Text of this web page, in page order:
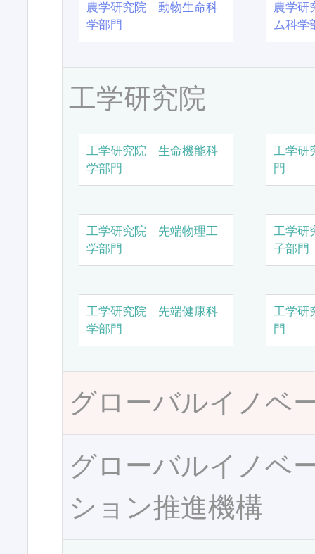
農学研究院 動物生命科
学部門
農学
ム科学
工学研究院
工学研究院 生命機能科
学部門
工学研
門
工学研究院 先端物理工
学部門
工学研
子部門
工学研究院 先端健康科
学部門
工学研
門
グローバルイノベ
グローバルイノベ
ション推進機構